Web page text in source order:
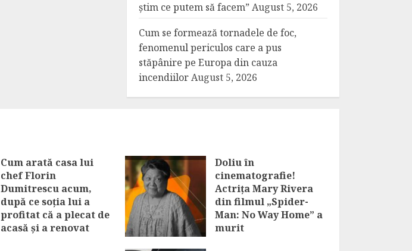
știm ce putem să facem” August 5, 2026
Cum se formează tornadele de foc,
fenomenul periculos care a pus
stăpânire pe Europa din cauza
incendiilorAugust 5, 2026
Cum arată casa lui
chef Florin
Dumitrescu acum,
după ce soția lui a
profitat că a plecat de
acasă și a renovat
Doliu în
cinematografie!
Actrița Mary Rivera
din filmul „Spider-
Man: No Way Home” a
murit